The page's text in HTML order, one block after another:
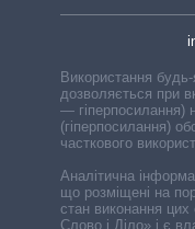
Використання будь-
дозволяється при
— гіперпосилання)
(гіперпосилання)
часткового
Аналітична
що розміщені на
стан виконання цих
Слово і Діло» і є